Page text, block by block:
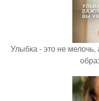
Улыбка - это не мелочь,